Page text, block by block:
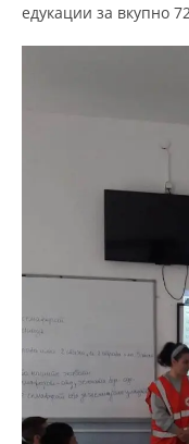
СТРУКТУРА
едукации за вкупно